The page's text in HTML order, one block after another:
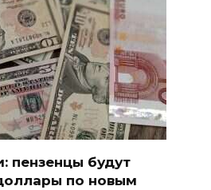
пензенцы будут
по новым